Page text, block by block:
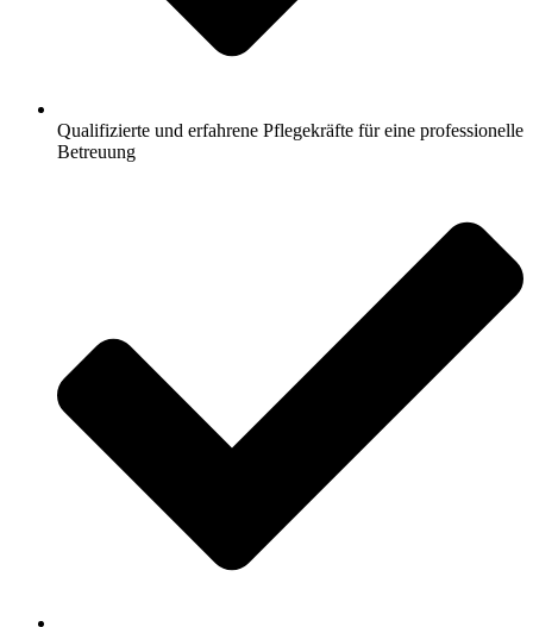
Qualifizierte und erfahrene Pflegekräfte für eine professionelle
Betreuung